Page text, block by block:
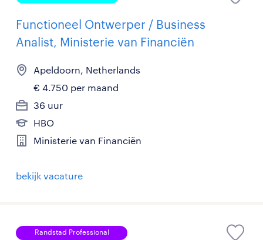
Functioneel Ontwerper / Business
Analist, Ministerie van Financiën
Apeldoorn, Netherlands
€ 4.750 per maand
36 uur
HBO
Ministerie van Financiën
bekijk vacature
Randstad Professional